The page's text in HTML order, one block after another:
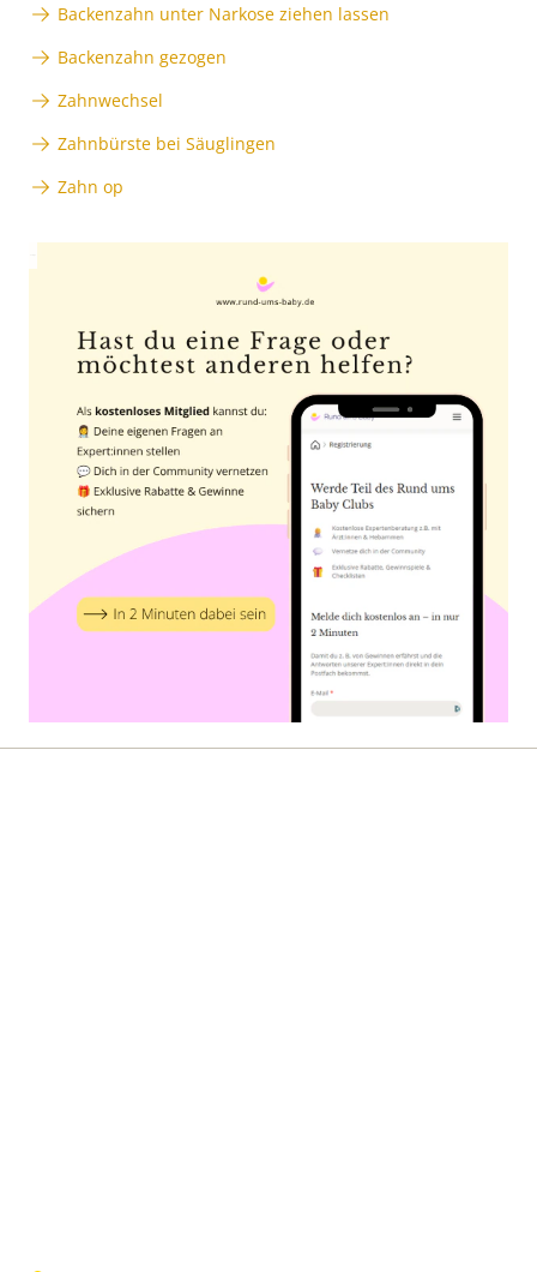
Backenzahn unter Narkose ziehen lassen
Backenzahn gezogen
Zahnwechsel
Zahnbürste bei Säuglingen
Zahn op